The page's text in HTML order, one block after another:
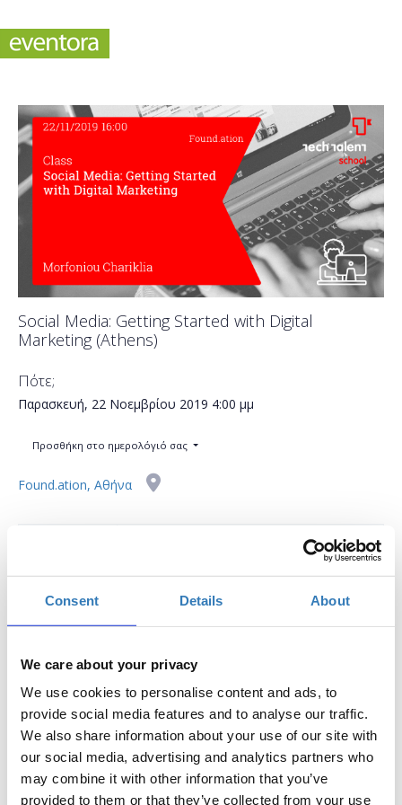
Consent Details About
We care about your privacy
We use cookies to personalise content and ads, to
provide social media features and to analyse our traffic.
We also share information about your use of our site with
our social media, advertising and analytics partners who
may combine it with other information that you’ve
provided to them or that they’ve collected from your use
Social Media: Getting Started with Digital
Marketing (Athens)
Πότε;
Παρασκευή, 22 Νοεμβρίου 2019 4:00 μμ
Προσθήκη στο ημερολόγιό σας
Found.ation, Αθήνα
Η περίοδος εγγραφών έχει λήξει.
Το workshop έχει στόχο να δώσει την δυνατότητα στους
συμμετέχοντες να εκπαιδευτούν στη χρήση σημαντικών
μέσων κοινωνικής δικτύωσης, να μάθουν τον τρόπο
μέτρησης της αποτελεσματικότητας του Digital Marketing
και να δουν βέλτιστες πρακτικές απο καταξιωμένα brands.